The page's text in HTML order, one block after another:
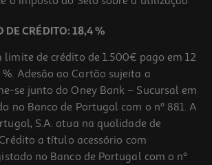
DE CRÉDITO: 18,4 %
limite de crédito de 1.500€ pago em 12
%. Adesão ao Cartão sujeita a
se junto do Oney Bank – Sucursal em
no Banco de Portugal com o nº 881. A
S.A. atua na qualidade de
a título acessório com
no Banco de Portugal com o nº